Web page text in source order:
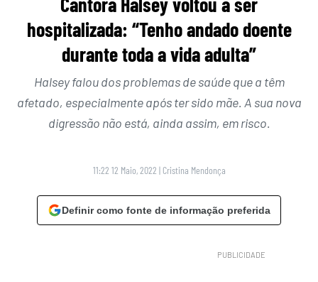
hospitalizada: “Tenho andado doente
durante toda a vida adulta”
Halsey falou dos problemas de saúde que a têm
afetado, especialmente após ter sido mãe. A sua nova
digressão não está, ainda assim, em risco.
11:22 12 Maio, 2022 | Cristina Mendonça
Definir como fonte de informação preferida